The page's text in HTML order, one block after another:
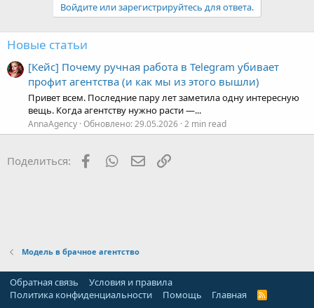
Войдите или зарегистрируйтесь для ответа.
Новые статьи
[Кейс] Почему ручная работа в Telegram убивает
профит агентства (и как мы из этого вышли)
Привет всем. Последние пару лет заметила одну интересную
вещь. Когда агентству нужно расти —...
AnnaAgency Обновлено:29.05.2026 2 min read
Поделиться: FacebookWhatsAppЭлектронная почта
Модель в брачное агентство
Обратная связь
Условия и правила
Политика конфиденциальности
Помощь Главная
R